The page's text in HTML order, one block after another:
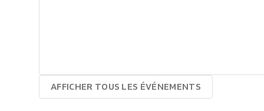
AFFICHER TOUS LES ÉVÉNEMENTS